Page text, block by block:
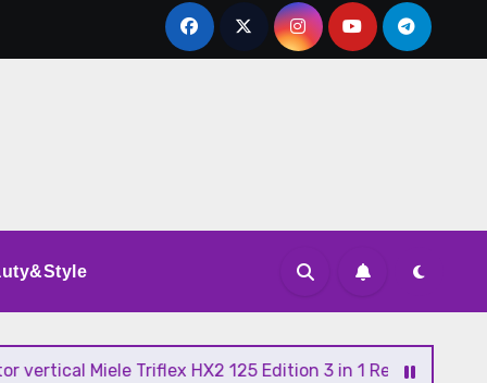
Miele Triflex HX2 125 Edition 3 in 1 Review si Pareri